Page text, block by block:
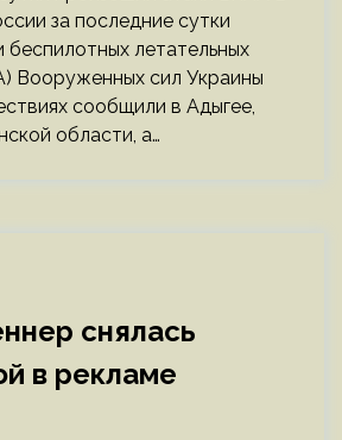
за последние сутки
летательных
Вооруженных сил Украины
сообщили в Адыгее,
области, а…
снялась
в рекламе